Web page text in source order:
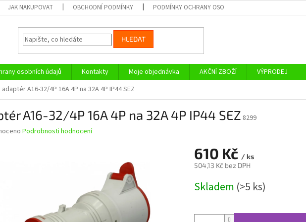
JAK NAKUPOVAT OBCHODNÍ PODMÍNKY PODMÍNKY OCHRANY OSOBNÍCH ÚDAJŮ
HLEDAT
osobních údajů Kontakty Moje objednávka AKČNÍ ZBOŽÍ
VÝPRODEJ
adaptér A16-32/4P 16A 4P na 32A 4P IP44 SEZ
A16-32/4P 16A 4P na 32A 4P IP44 SEZ 8299
Podrobnosti hodnocení
610 Kč / ks
504,13 Kč bez DPH
cena:
Skladem (>5 ks)